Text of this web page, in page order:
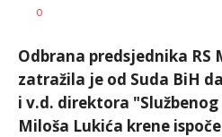
AUTOR
0
Odbrana predsjednika RS
zatražila je od Suda BiH
i v.d. direktora
Miloša Lukića krene